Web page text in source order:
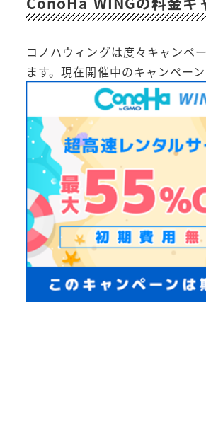
コノハウィングは度々キャンペ
ます。現在開催中のキャンペー